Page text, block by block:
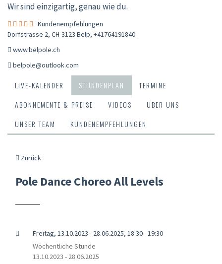
Wir sind einzigartig, genau wie du.
Kundenempfehlungen
Dorfstrasse 2, CH-3123 Belp, +41764191840
www.belpole.ch
belpole@outlook.com
LIVE-KALENDER STUNDENPLAN
TERMINE
ABONNEMENTE & PREISE
VIDEOS
ÜBER UNS
UNSER TEAM
KUNDENEMPFEHLUNGEN
Zurück
Pole Dance Choreo All Levels
Freitag, 13.10.2023 - 28.06.2025, 18:30 - 19:30
Wöchentliche Stunde
13.10.2023 - 28.06.2025